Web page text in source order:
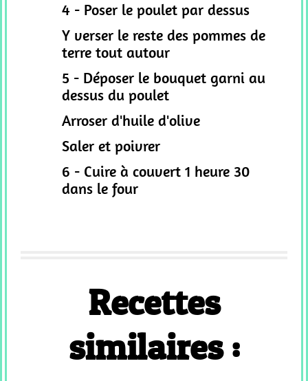
4 - Poser le poulet par dessus
Y verser le reste des pommes de
terre tout autour
5 - Déposer le bouquet garni au
dessus du poulet
Arroser d'huile d'olive
Saler et poivrer
6 - Cuire à couvert 1 heure 30
dans le four
Recettes
similaires :